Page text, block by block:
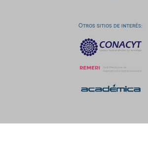
Otros sitios de interés: